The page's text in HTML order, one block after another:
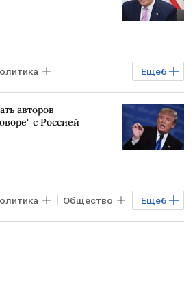
Еще6
Общество
авторов
с Россией
Еще6
Общество
Дональд Трамп